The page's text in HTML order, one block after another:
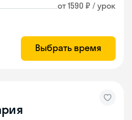
от 1590 ₽ / урок
Выбрать время